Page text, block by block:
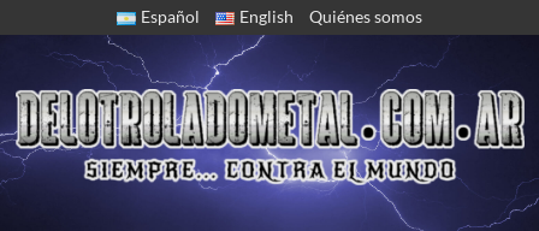
Español English Quiénes somos